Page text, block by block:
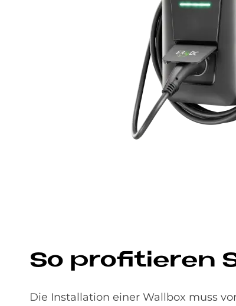
So pro­fi­tie­ren
Die Installation einer Wallbox muss